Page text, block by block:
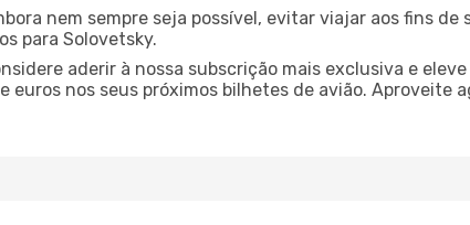
nem sempre seja possível, evitar viajar aos fins
para Solovetsky.
aderir à nossa subscrição mais exclusiva e
euros nos seus próximos bilhetes de avião. Aproveite